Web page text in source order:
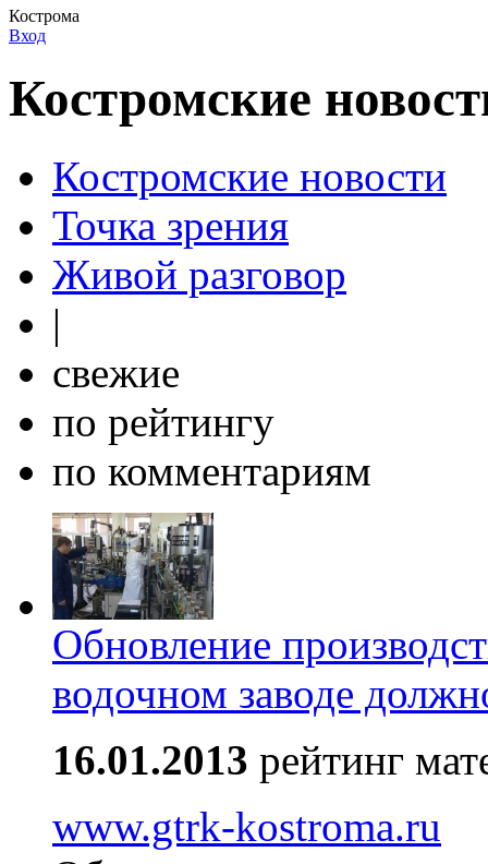
Кострома
Вход
Костромские
Костромские новости
Точка зрения
Живой разговор
|
свежие
по рейтингу
по комментариям
Обновление
водочном заводе
16.01.2013 рейтинг
www.gtrk-kostroma.ru